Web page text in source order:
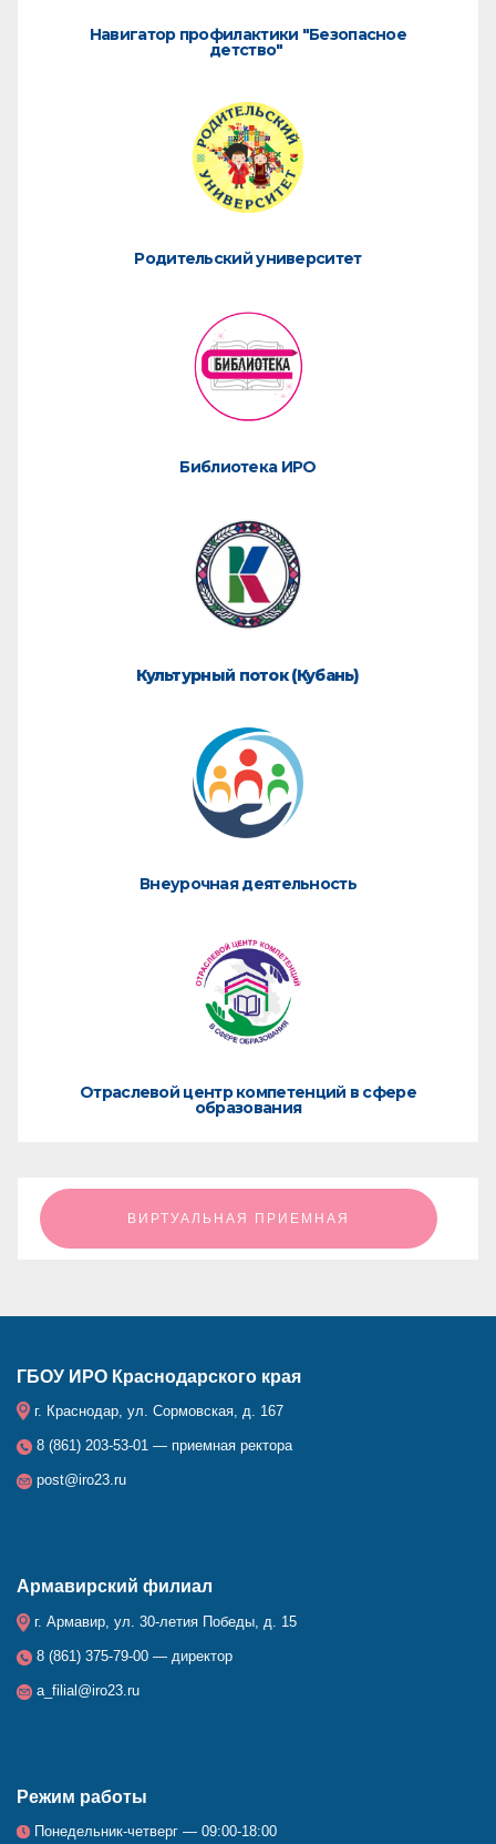
Навигатор профилактики "Безопасное
детство"
Родительский университет
Библиотека ИРО
Культурный поток (Кубань)
Внеурочная деятельность
Отраслевой центр компетенций в сфере
образования
ㅤㅤㅤㅤㅤㅤㅤㅤㅤВИРТУАЛЬНАЯ ПРИЕМНАЯㅤㅤㅤㅤㅤㅤㅤㅤㅤ
ГБОУ ИРО Краснодарского края
г. Краснодар, ул. Сормовская, д. 167
8 (861) 203-53-01 — приемная ректора
post@iro23.ru
Армавирский филиал
г. Армавир, ул. 30-летия Победы, д. 15
8 (861) 375-79-00 — директор
a_filial@iro23.ru
Режим работы
Понедельник-четверг — 09:00-18:00